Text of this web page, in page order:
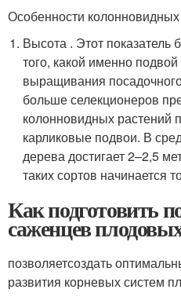
Особенности
Высота . Этот показатель
того, какой именно
выращивания
больше селекционеров
колонновидных растений
карликовые подвои. В
дерева достигает 2–2,5
таких сортов начинается
Как подготовить
саженцев
позволяетсоздать
развития корневых систем